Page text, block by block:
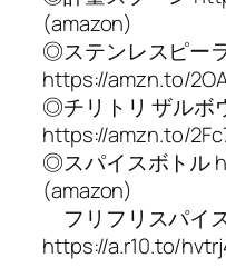
(amazon)
◎ステンレスピー
https://amzn.to/
◎チリトリ ザルボ
https://amzn.to/
◎スパイスボトル
(amazon)
フリフリスパイ
https://a.r10.to/